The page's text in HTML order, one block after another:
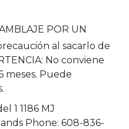
POR UN
al sacarlo de
No conviene
meses. Puede
1 1186 MJ
Phone: 608-836-